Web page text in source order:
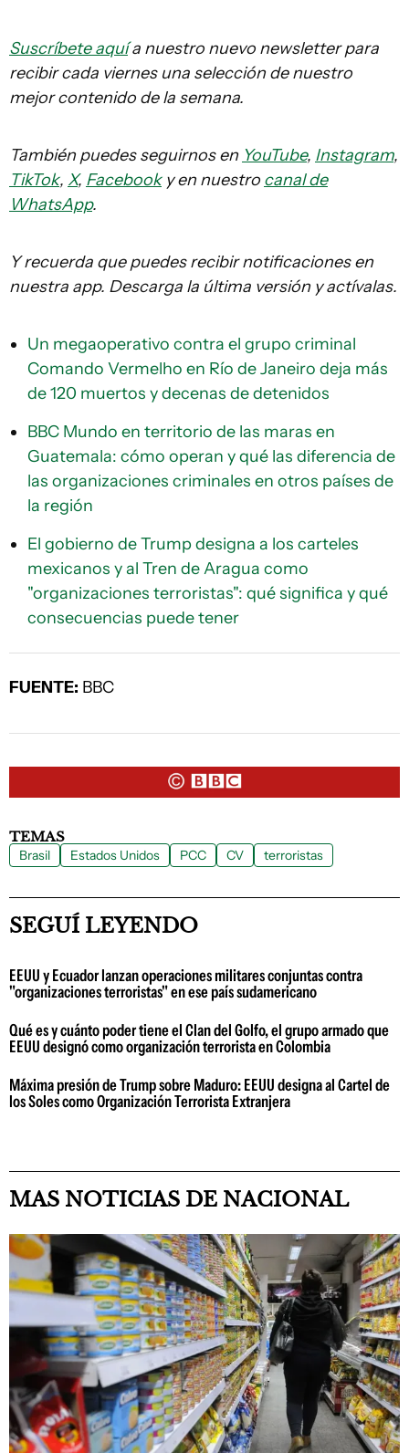
Suscríbete aquía nuestro nuevo newsletter para
recibir cada viernes una selección de nuestro
mejor contenido de la semana.
También puedes seguirnos en YouTube, Instagram,
TikTok, X, Facebooky en nuestro canal de
WhatsApp.
Y recuerda que puedes recibir notificaciones en
nuestra app. Descarga la última versión y actívalas.
Un megaoperativo contra el grupo criminal
Comando Vermelho en Río de Janeiro deja más
de 120 muertos y decenas de detenidos
BBC Mundo en territorio de las maras en
Guatemala: cómo operan y qué las diferencia de
las organizaciones criminales en otros países de
la región
El gobierno de Trump designa a los carteles
mexicanos y al Tren de Aragua como
"organizaciones terroristas": qué significa y qué
consecuencias puede tener
FUENTE: BBC
TEMAS
Brasil Estados Unidos PCC CV terroristas
SEGUÍ LEYENDO
EEUU y Ecuador lanzan operaciones militares conjuntas contra
"organizaciones terroristas" en ese país sudamericano
Qué es y cuánto poder tiene el Clan del Golfo, el grupo armado que
EEUU designó como organización terrorista en Colombia
Máxima presión de Trump sobre Maduro: EEUU designa al Cartel de
los Soles como Organización Terrorista Extranjera
MAS NOTICIAS DE NACIONAL